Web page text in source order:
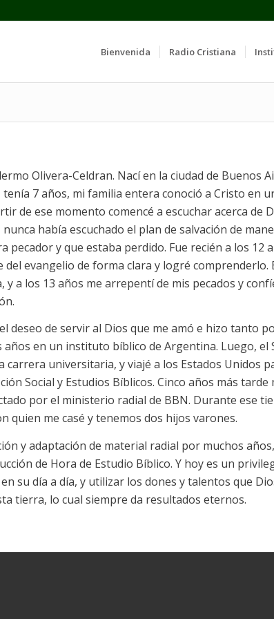
Bienvenida Radio Cristiana
Olivera-Celdran. Nací en la ciudad de Buenos
7 años, mi familia entera conoció a Cristo en
de ese momento comencé a escuchar acerca de
había escuchado el plan de salvación de
pecador y que estaba perdido. Fue recién a los 12
del evangelio de forma clara y logré comprenderlo.
y a los 13 años me arrepentí de mis pecados y
deseo de servir al Dios que me amó e hizo tanto
años en un instituto bíblico de Argentina. Luego, el
carrera universitaria, y viajé a los Estados Unidos
Social y Estudios Bíblicos. Cinco años más tarde
por el ministerio radial de BBN. Durante ese
quien me casé y tenemos dos hijos varones.
y adaptación de material radial por muchos años,
de Hora de Estudio Bíblico. Y hoy es un
su día a día, y utilizar los dones y talentos que
tierra, lo cual siempre da resultados eternos.